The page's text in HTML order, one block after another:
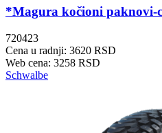
*Magura kočioni paknovi-
720423
Cena u radnji: 3620 RSD
Web cena: 3258 RSD
Schwalbe